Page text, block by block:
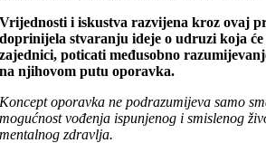
Vrijednosti i iskustva razvijena kroz ovaj
doprinijela stvaranju ideje o udruzi koja
zajednici, poticati međusobno
na njihovom putu oporavka.
Koncept oporavka ne podrazumijeva samo
mogućnost vođenja ispunjenog i smislenog
mentalnog zdravlja.